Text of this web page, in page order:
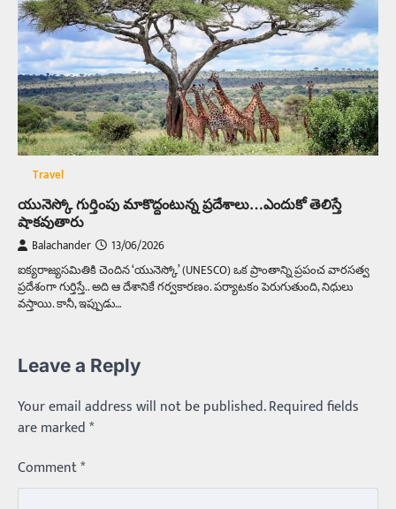
Travel
యునెస్కో గుర్తింపు మాకొద్దంటున్న ప్రదేశాలు…ఎందుకో తెలిస్తే
షాకవుతారు
Balachander 13/06/2026
ఐక్యరాజ్యసమితికి చెందిన ‘యునెస్కో’ (UNESCO) ఒక ప్రాంతాన్ని ప్రపంచ వారసత్వ
ప్రదేశంగా గుర్తిస్తే.. అది ఆ దేశానికే గర్వకారణం. పర్యాటకం పెరుగుతుంది, నిధులు
వస్తాయి. కానీ, ఇప్పుడు…
Leave a Reply
Your email address will not be published.Required fields
are marked*
Comment*